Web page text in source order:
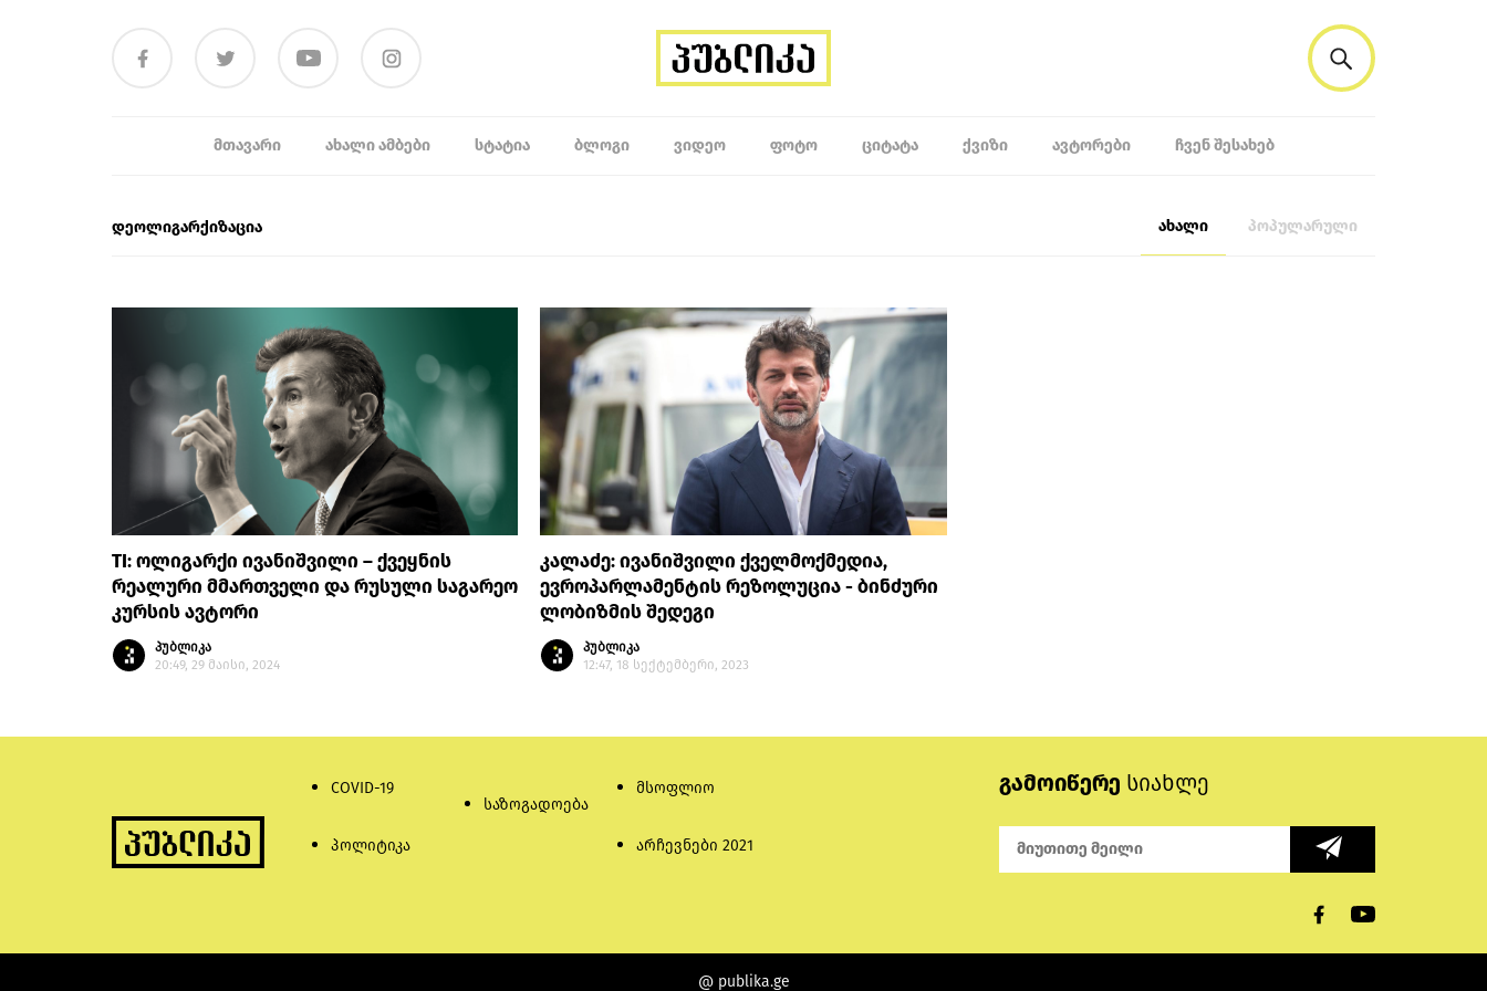
ᲛᲗᲐᲕᲐᲠᲘ ᲐᲮᲐᲚᲘ ᲐᲛᲑᲔᲑᲘ ᲡᲢᲐᲢᲘᲐ ᲑᲚᲝᲒᲘ ᲕᲘᲓᲔᲝ ᲤᲝᲢᲝ ᲪᲘᲢᲐᲢᲐ ᲥᲕᲘᲖᲘ ᲐᲕᲢᲝᲠᲔᲑᲘ ᲩᲕᲔᲜ ᲨᲔᲡᲐᲮᲔᲑ
დეოლიგარქიზაცია ახალი პოპულარული
TI: ოლიგარქი ივანიშვილი – ქვეყნის
რეალური მმართველი და რუსული საგარეო
კურსის ავტორი
პუბლიკა
20:49, 29 მაისი, 2024
კალაძე: ივანიშვილი ქველმოქმედია,
ევროპარლამენტის რეზოლუცია - ბინძური
ლობიზმის შედეგი
პუბლიკა
12:47, 18 სექტემბერი, 2023
COVID-19
პოლიტიკა
საზოგადოება
მსოფლიო
არჩევნები 2021
გამოიწერე სიახლე
@ publika.ge